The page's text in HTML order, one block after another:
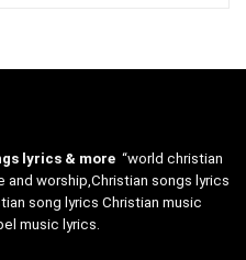
lyrics & more “world christian
and worship,Christian songs lyrics
song lyrics Christian music
music lyrics.